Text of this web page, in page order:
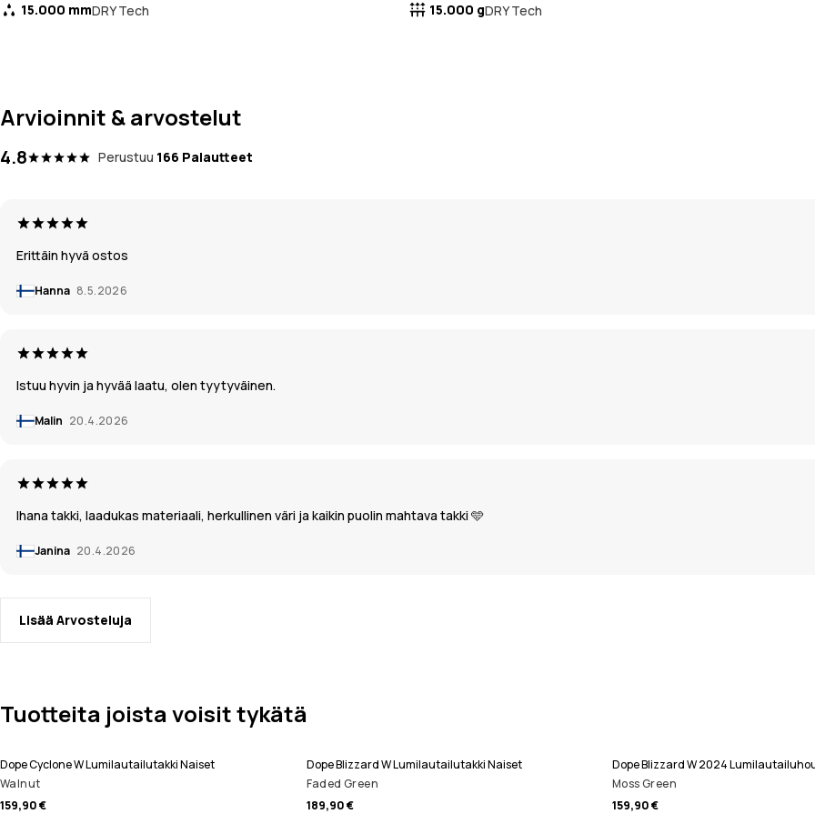
15.000 mmDRY Tech 15.000 gDRY Tech
Arvioinnit & arvostelut
4.8 Perustuu 166 Palautteet
Erittäin hyvä ostos
Hanna 8.5.2026
Istuu hyvin ja hyvää laatu, olen tyytyväinen.
Malin 20.4.2026
Ihana takki, laadukas materiaali, herkullinen väri ja kaikin puolin mahtava takki 🩵
Janina 20.4.2026
Lisää Arvosteluja
Tuotteita joista voisit tykätä
Dope Cyclone W Lumilautailutakki Naiset
Walnut
159,90 €
Dope Blizzard W Lumilautailutakki Naiset
Faded Green
189,90 €
Dope Blizzard W 2024
Moss Green
159,90 €